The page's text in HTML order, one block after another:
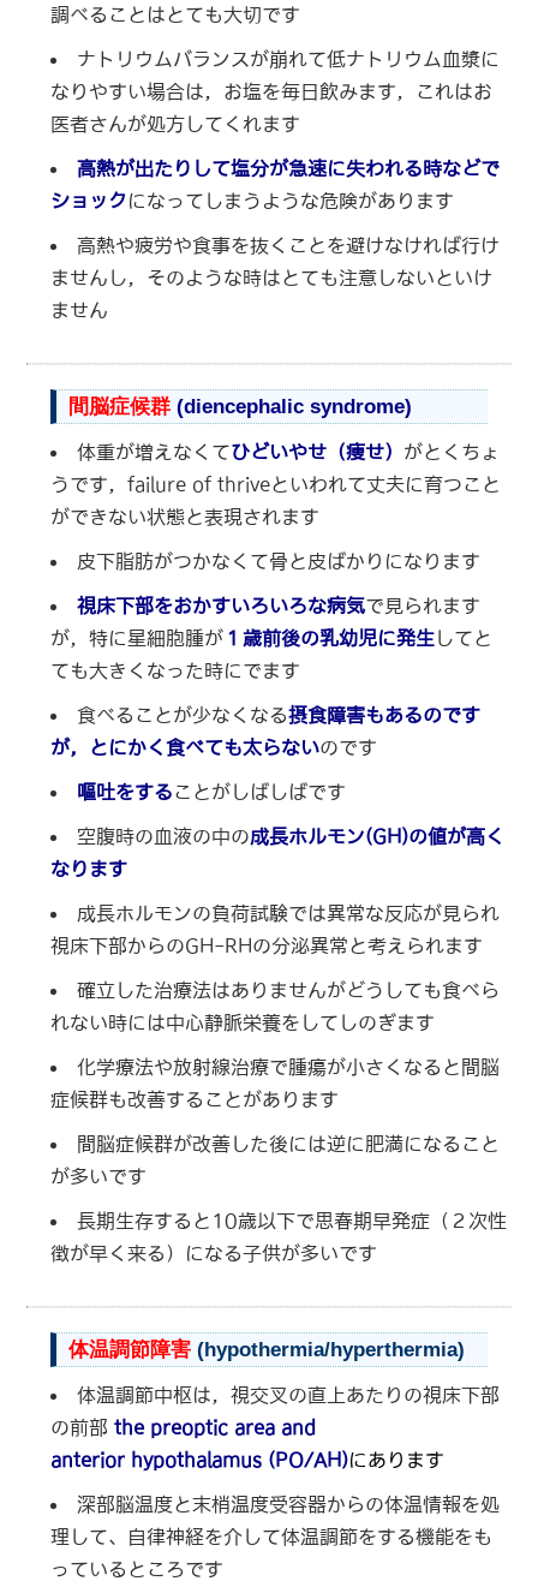
調べることはとても大切です
ナトリウムバランスが崩れて低ナトリウム血漿に
なりやすい場合は，お塩を毎日飲みます，これはお
医者さんが処方してくれます
高熱が出たりして塩分が急速に失われる時などで
ショック になってしまうような危険があります
高熱や疲労や食事を抜くことを避けなければ行け
ませんし，そのような時はとても注意しないといけ
ません
間脳症候群 (diencephalic syndrome)
体重が増えなくてひどいやせ（痩せ） がとくちょ
うです，failure of thriveといわれて丈夫に育つこと
ができない状態と表現されます
皮下脂肪がつかなくて骨と皮ばかりになります
視床下部をおかすいろいろな病気で見られます
が，特に星細胞腫が １歳前後の乳幼児に発生 してと
ても大きくなった時にでます
食べることが少なくなる摂食障害もあるのです
が，とにかく食べても太らないのです
嘔吐をすることがしばしばです
空腹時の血液の中の成長ホルモン(GH)の値が高く
なります
成長ホルモンの負荷試験では異常な反応が見られ
視床下部からのGH-RHの分泌異常と考えられます
確立した治療法はありませんがどうしても食べら
れない時には中心静脈栄養をしてしのぎます
化学療法や放射線治療で腫瘍が小さくなると間脳
症候群も改善することがあります
間脳症候群が改善した後には逆に肥満になること
が多いです
長期生存すると10歳以下で思春期早発症（２次性
徴が早く来る）になる子供が多いです
体温調節障害(hypothermia/hyperthermia)
体温調節中枢は，視交叉の直上あたりの視床下部
の前部the preoptic area and
anterior hypothalamus (PO/AH)にあります
深部脳温度と末梢温度受容器からの体温情報を処
理して、自律神経を介して体温調節をする機能をも
っているところです